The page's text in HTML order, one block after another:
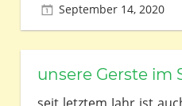
September 14, 2020
unsere Gerste im